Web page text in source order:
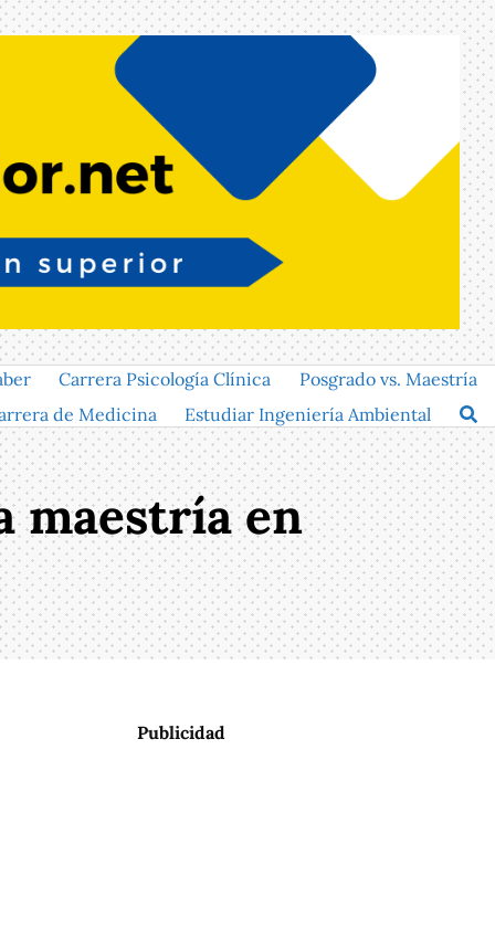
Carrera Psicología Clínica
Posgrado vs. Maestría
de Medicina Estudiar Ingeniería Ambiental
maestría en
Publicidad